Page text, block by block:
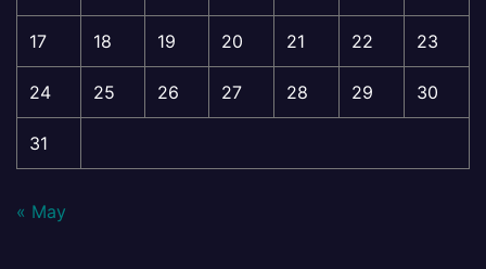
17 18 19 20 21 22 23
24 25 26 27 28 29 30
31
« May